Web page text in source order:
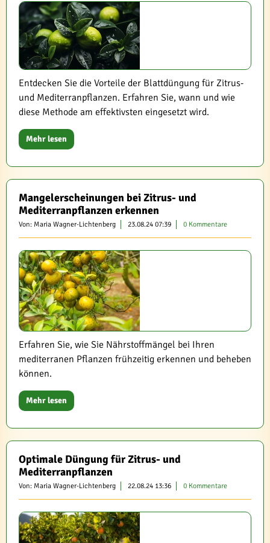
Entdecken Sie die Vorteile der Blattdüngung für Zitrus-
und Mediterranpflanzen. Erfahren Sie, wann und wie
diese Methode am effektivsten eingesetzt wird.
Mehr lesen
Mangelerscheinungen bei Zitrus- und
Mediterranpflanzen erkennen
Von: Maria Wagner-Lichtenberg 23.08.24 07:39 0 Kommentare
Erfahren Sie, wie Sie Nährstoffmängel bei Ihren
mediterranen Pflanzen frühzeitig erkennen und beheben
können.
Mehr lesen
Optimale Düngung für Zitrus- und
Mediterranpflanzen
Von: Maria Wagner-Lichtenberg 22.08.24 13:36 0 Kommentare